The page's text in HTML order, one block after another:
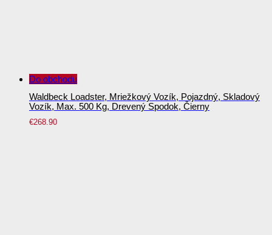
Do obchodu
Waldbeck Loadster, Mriežkový Vozík, Pojazdný, Skladový
Vozík, Max. 500 Kg, Drevený Spodok, Čierny
€268.90